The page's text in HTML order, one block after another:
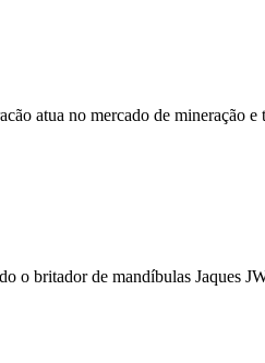
atua no mercado de mineração e
o britador de mandíbulas Jaques